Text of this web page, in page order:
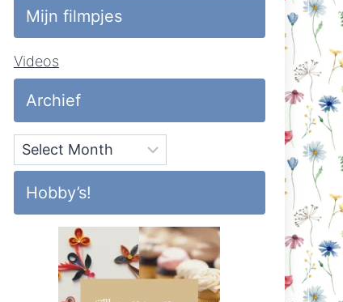
Mijn filmpjes
Videos
Archief
Archief
Hobby’s!